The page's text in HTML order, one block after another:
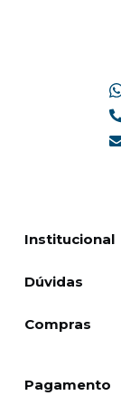
Institucional
Dúvidas
Compras
Pagamento